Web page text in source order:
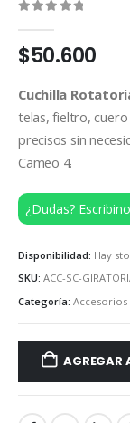
$50.600
Cuchilla
telas, fieltro,
precisos sin
Cameo 4.
¿Dudas?
Disponibilidad: Hay
SKU: ACC-SC-
Categoría:
AGREGAR